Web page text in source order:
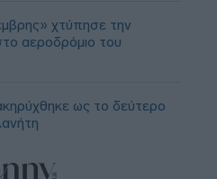
χτύπησε την
αεροδρόμιο του
ως το δεύτερο